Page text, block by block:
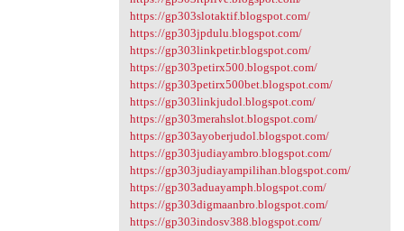
https://gp303slotaktif.blogspot.com/
https://gp303jpdulu.blogspot.com/
https://gp303linkpetir.blogspot.com/
https://gp303petirx500.blogspot.com/
https://gp303petirx500bet.blogspot.com/
https://gp303linkjudol.blogspot.com/
https://gp303merahslot.blogspot.com/
https://gp303ayoberjudol.blogspot.com/
https://gp303judiayambro.blogspot.com/
https://gp303judiayampilihan.blogspot.com/
https://gp303aduayamph.blogspot.com/
https://gp303digmaanbro.blogspot.com/
https://gp303indosv388.blogspot.com/